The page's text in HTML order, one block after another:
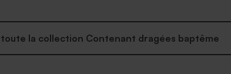
la collection Contenant dragées baptême